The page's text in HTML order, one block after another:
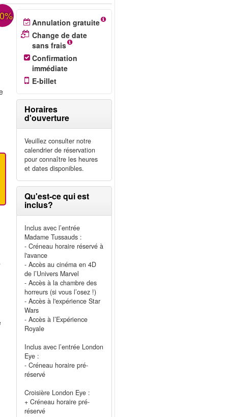
Annulation gratuite
Change de date
sans frais
Confirmation
immédiate
E-billet
Horaires
d'ouverture
Veuillez consulter notre
calendrier de réservation
pour connaître les heures
et dates disponibles.
Qu'est-ce qui est
inclus?
Inclus avec l’entrée
Madame Tussauds :
- Créneau horaire réservé à
l'avance
- Accès au cinéma en 4D
de l’Univers Marvel
- Accès à la chambre des
horreurs (si vous l’osez !)
- Accès à l'expérience Star
Wars
- Accès à l’Expérience
Royale
Inclus avec l’entrée London
Eye :
- Créneau horaire pré-
réservé
Croisière London Eye :
+ Créneau horaire pré-
réservé